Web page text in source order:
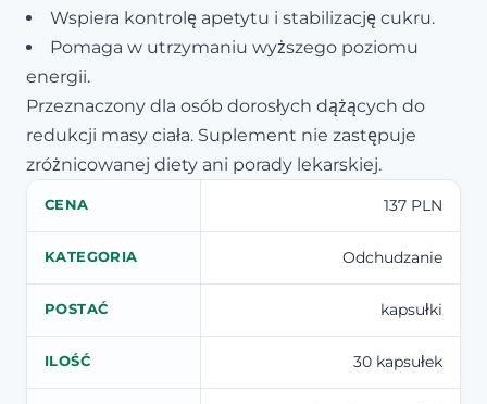
Wspiera kontrolę apetytu i stabilizację cukru.
Pomaga w utrzymaniu wyższego poziomu
energii.
Przeznaczony dla osób dorosłych dążących do
redukcji masy ciała. Suplement nie zastępuje
zróżnicowanej diety ani porady lekarskiej.
CENA 137 PLN
KATEGORIA Odchudzanie
POSTAĆ kapsułki
ILOŚĆ 30 kapsułek